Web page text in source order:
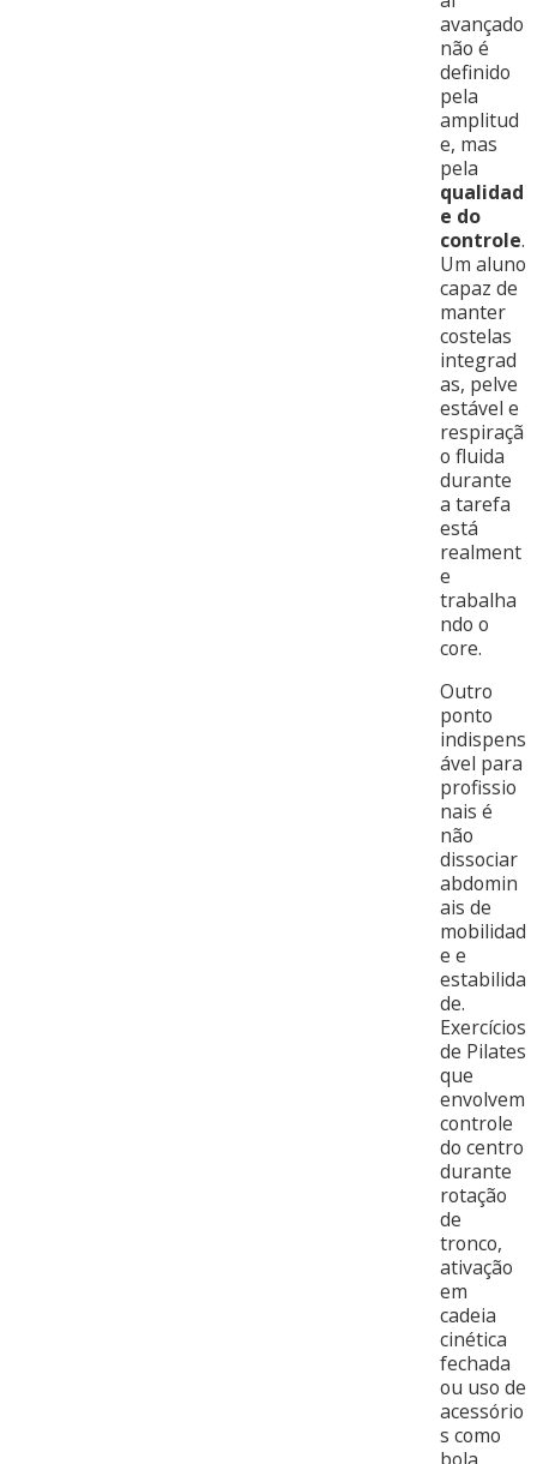
avançado
não é
definido
pela
amplitud
e, mas
pela
qualidad
e do
controle.
Um aluno
capaz de
manter
costelas
integrad
as, pelve
estável e
respiraçã
o fluida
durante
a tarefa
está
realment
e
trabalha
ndo o
core.
Outro
ponto
indispens
ável para
profissio
nais é
não
dissociar
abdomin
ais de
mobilidad
e e
estabilida
de.
Exercícios
de Pilates
que
envolvem
controle
do centro
durante
rotação
de
tronco,
ativação
em
cadeia
cinética
fechada
ou uso de
acessório
s como